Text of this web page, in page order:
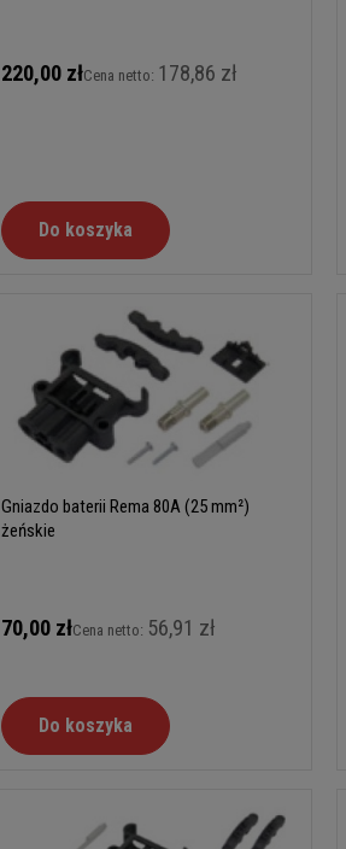
220,00 złCena netto: 178,86 zł
Do koszyka
Gniazdo baterii Rema 80A (25 mm²)
żeńskie
70,00 złCena netto: 56,91 zł
Do koszyka